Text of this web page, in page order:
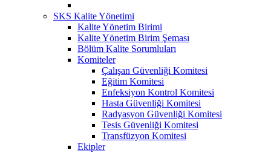
SKS Kalite Yönetimi
Kalite Yönetim Birimi
Kalite Yönetim Birim Şeması
Bölüm Kalite Sorumluları
Komiteler
Çalışan Güvenliği Komitesi
Eğitim Komitesi
Enfeksiyon Kontrol Komitesi
Hasta Güvenliği Komitesi
Radyasyon Güvenliği Komitesi
Tesis Güvenliği Komitesi
Transfüzyon Komitesi
Ekipler